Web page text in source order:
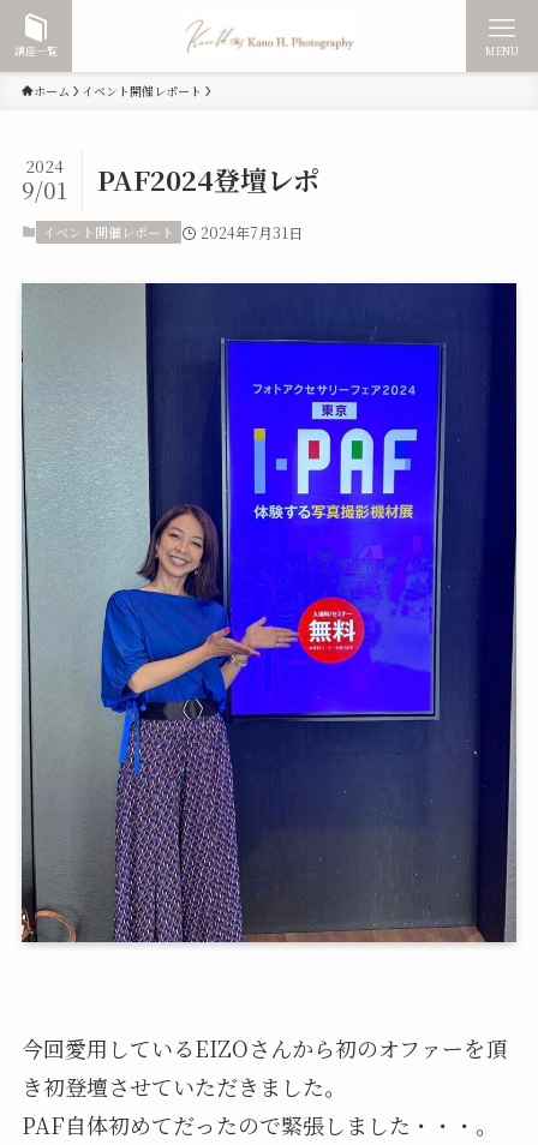
講座一覧 MENU
ホーム イベント開催レポート
PAF2024登壇レポ
2024
9/01
イベント開催レポート 2024年7月31日
今回愛用しているEIZOさんから初のオファーを頂
き初登壇させていただきました。
PAF自体初めてだったので緊張しました・・・。